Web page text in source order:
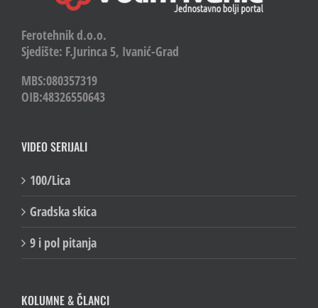
Ferotehnik d.o.o.
Sjedište: F.Jurinca 5, Ivanić-Grad
MBS:080357319
VIDEO SERIJALI
100/Lica
Gradska skica